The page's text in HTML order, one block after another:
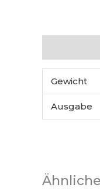
Gewicht
Ausgabe